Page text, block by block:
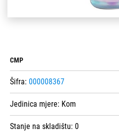
CMP
Šifra: 000008367
Jedinica mjere: Kom
Stanje na skladištu: 0